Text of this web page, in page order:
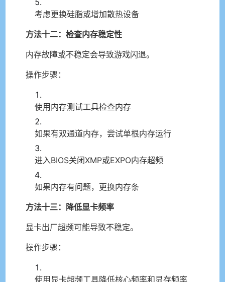
考虑更换硅脂或增加散热设备
方法十二：检查内存稳定性
内存故障或不稳定会导致游戏闪退。
操作步骤：
使用内存测试工具检查内存
如果有双通道内存，尝试单根内存运行
进入BIOS关闭XMP或EXPO内存超频
如果内存有问题，更换内存条
方法十三：降低显卡频率
显卡出厂超频可能导致不稳定。
操作步骤：
使用显卡超频工具降低核心频率和显存频率